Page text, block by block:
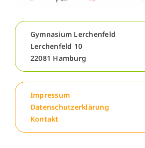
Gymnasium Lerchenfeld
Lerchenfeld 10
22081 Hamburg
Impressum
Datenschutzerklärung
Kontakt